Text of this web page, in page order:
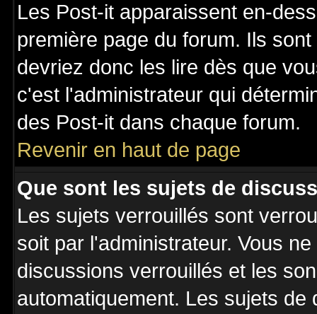
Les Post-it apparaissent en-
première page du forum. Ils
devriez donc les lire dès que
c'est l'administrateur qui
des Post-it dans chaque forum.
Revenir en haut de page
Que sont les sujets de
Les sujets verrouillés sont
soit par l'administrateur. Vous
discussions verrouillés et les
automatiquement. Les sujets